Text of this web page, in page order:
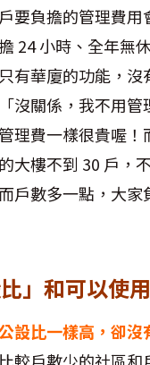
要負擔的管理費
24 小時、全年無
有華廈的功能，
沒關係，我不用
理費一樣很貴喔！
大樓不到 30 戶，
戶數多一點，大家
」和可以使用
設比一樣高，卻沒